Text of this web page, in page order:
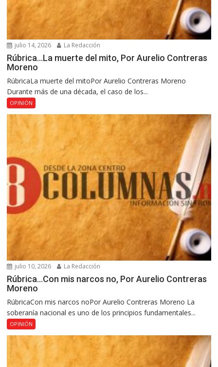
julio 14, 2026 La Redacción
Rúbrica…La muerte del mito, Por Aurelio Contreras
Moreno
RúbricaLa muerte del mitoPor Aurelio Contreras Moreno
Durante más de una década, el caso de los...
OPINIÓN
julio 10, 2026 La Redacción
Rúbrica…Con mis narcos no, Por Aurelio Contreras
Moreno
RúbricaCon mis narcos noPor Aurelio Contreras Moreno La
soberanía nacional es uno de los principios fundamentales...
OPINIÓN